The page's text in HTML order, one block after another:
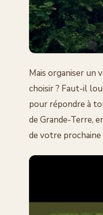
Mais organiser un
choisir ? Faut-il
pour répondre à
de Grande-Terre,
de votre